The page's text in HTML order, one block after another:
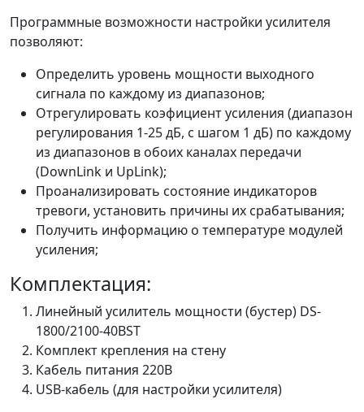
Программные возможности настройки усилителя
позволяют:
Определить уровень мощности выходного
сигнала по каждому из диапазонов;
Отрегулировать коэфициент усиления (диапазон
регулирования 1-25 дБ, с шагом 1 дБ) по каждому
из диапазонов в обоих каналах передачи
(DownLink и UpLink);
Проанализировать состояние индикаторов
тревоги, установить причины их срабатывания;
Получить информацию о температуре модулей
усиления;
Комплектация:
Линейный усилитель мощности (бустер) DS-
1800/2100-40BST
Комплект крепления на стену
Кабель питания 220В
USB-кабель (для настройки усилителя)